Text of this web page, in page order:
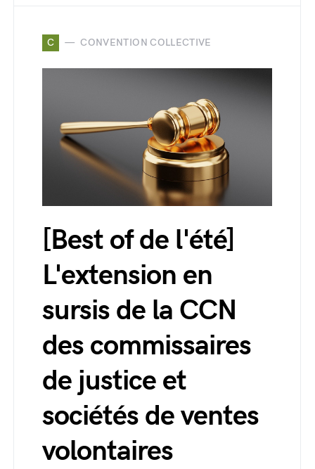
C CONVENTION COLLECTIVE
[Best of de l'été]
L'extension en
sursis de la CCN
des commissaires
de justice et
sociétés de ventes
volontaires